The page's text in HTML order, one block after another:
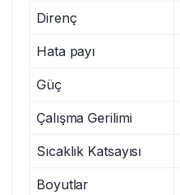
Direnç
Hata payı
Güç
Çalışma Gerilimi
Sıcaklık Katsayısı
Boyutlar